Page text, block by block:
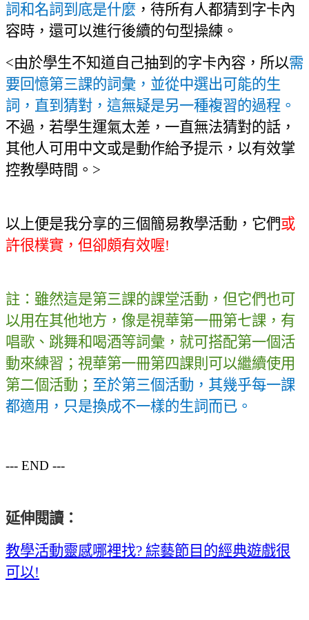
詞和名詞到底是什麼 ，待所有人都猜到字卡內
容時，還可以進行後續的句型操練。
<由於學生不知道自己抽到的字卡內容，所以需
要回憶第三課的詞彙，並從中選出可能的生
詞，直到猜對，這無疑是另一種複習的過程。
不過，若學生運氣太差，一直無法猜對的話，
其他人可用中文或是動作給予提示，以有效掌
控教學時間。 >
以上便是我分享的三個簡易教學活動，它們或
許很樸實，但卻頗有效喔!
註：雖然這是第三課的課堂活動，但它們也可
以用在其他地方，像是視華第一冊第七課，有
唱歌、跳舞和喝酒等詞彙，就可搭配第一個活
動來練習；視華第一冊第四課則可以繼續使用
第二個活動； 至於第三個活動，其幾乎每一課
都適用，只是換成不一樣的生詞而已。
--- END ---
延伸閱讀 ：
教學活動靈感哪裡找? 綜藝節目的經典遊戲很
可以!